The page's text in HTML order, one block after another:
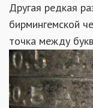
Другая редкая
бирмингемской
точка между